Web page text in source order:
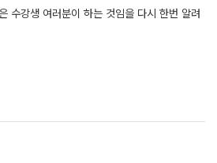
수강생 여러분이 하는 것임을 다시 한번 알려